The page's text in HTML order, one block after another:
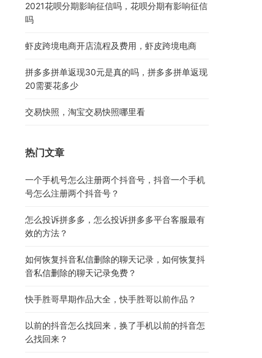
2021花呗分期影响征信吗，花呗分期有影响征信
吗
虾皮跨境电商开店流程及费用，虾皮跨境电商
拼多多拼单返现30元是真的吗，拼多多拼单返现
20需要花多少
交易快照，淘宝交易快照哪里看
热门文章
一个手机号怎么注册两个抖音号，抖音一个手机
号怎么注册两个抖音号？
怎么投诉拼多多，怎么投诉拼多多平台客服最有
效的方法？
如何恢复抖音私信删除的聊天记录，如何恢复抖
音私信删除的聊天记录免费？
快手胜哥早期作品大全，快手胜哥以前作品？
以前的抖音怎么找回来，换了手机以前的抖音怎
么找回来？